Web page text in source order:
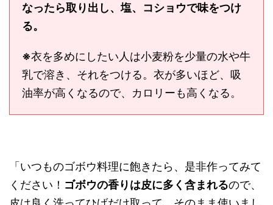
なったら取り出し、塩、コショウで味をつけ
る。
※衣を多めにしたい人は小麦粉を少量の水や牛
乳で溶き、それをつける。衣が多いほど、吸
油率が高くなるので、カロリーも高くなる。
「いつものゴボウ料理に飽きたら、是非作ってみて
ください！ ゴボウの香りは皮に多く含まれるので、